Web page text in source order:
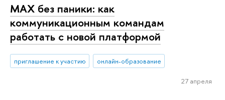
МАХ без паники: как
коммуникационным командам
работать с новой платформой
приглашение к участию онлайн-образование
27 апреля